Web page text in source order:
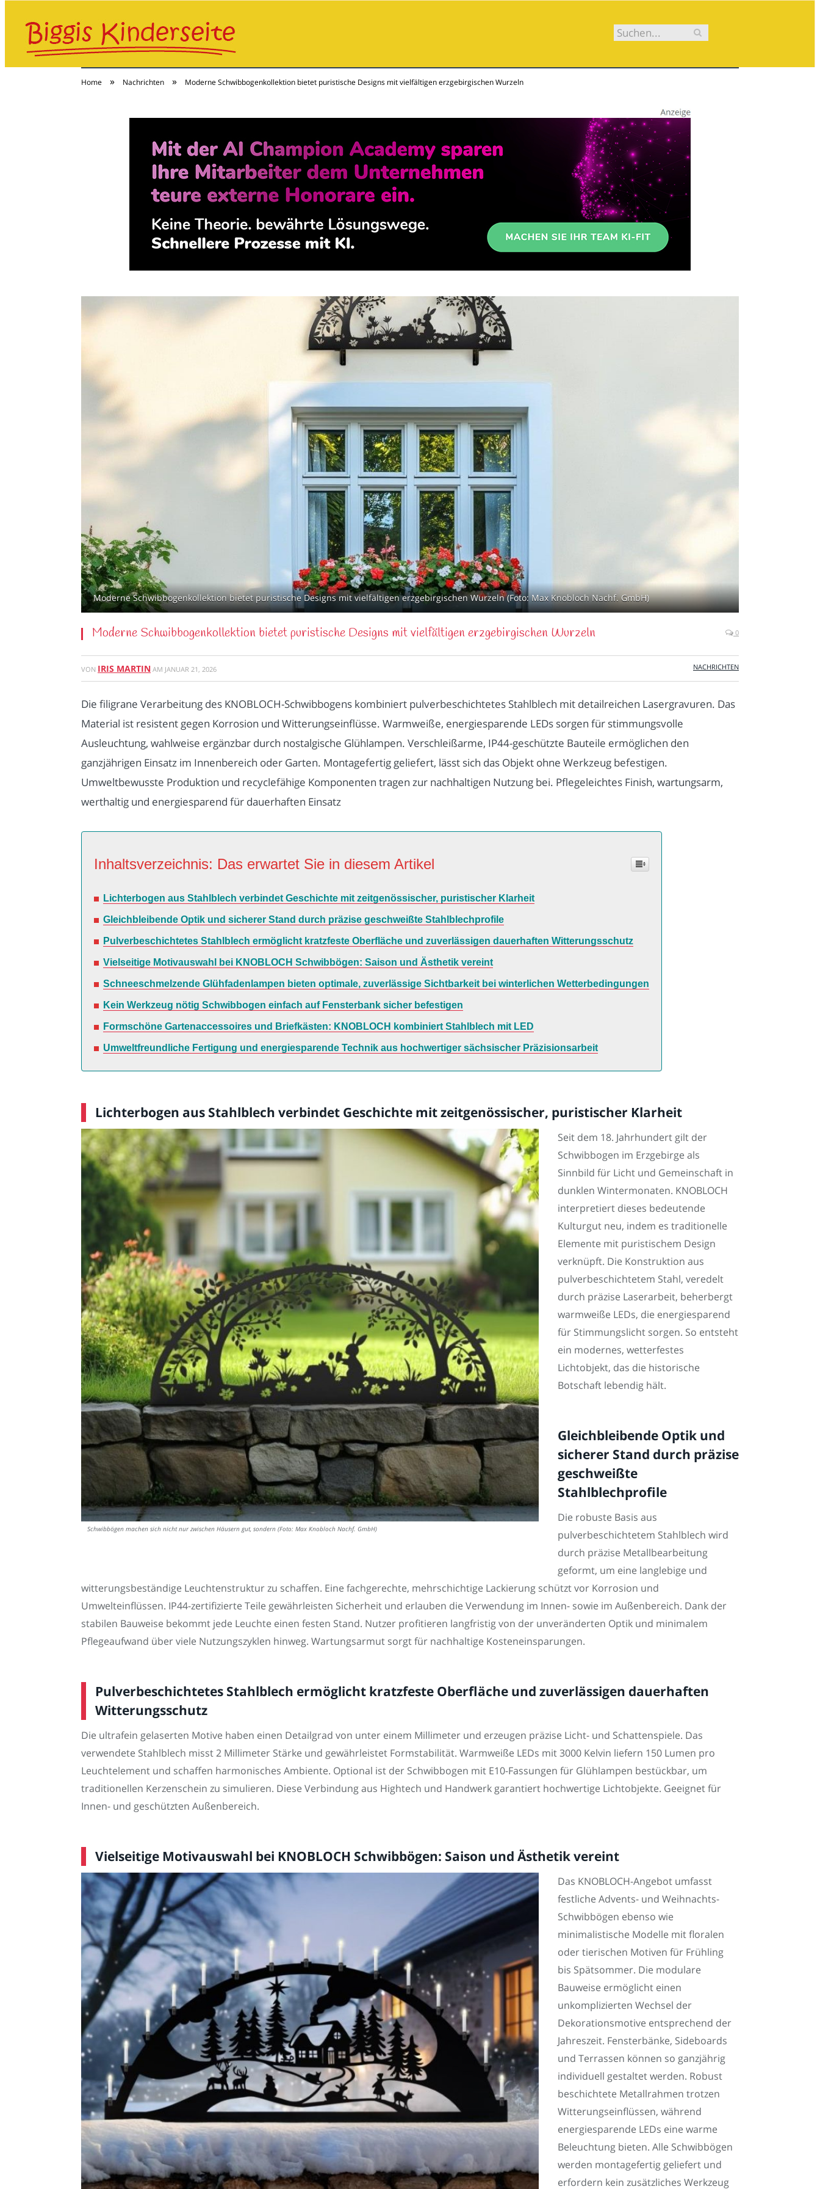
Home » Nachrichten » Moderne Schwibbogenkollektion bietet puristische Designs mit vielfältigen erzgebirgischen Wurzeln
Moderne Schwibbogenkollektion bietet puristische Designs mit vielfältigen erzgebirgischen Wurzeln (Foto: Max Knobloch Nachf. GmbH)
Moderne Schwibbogenkollektion bietet puristische Designs mit vielfältigen erzgebirgischen Wurzeln 0
VON IRIS MARTIN AM JANUAR 21, 2026 NACHRICHTEN
Die filigrane Verarbeitung des KNOBLOCH-Schwibbogens kombiniert pulverbeschichtetes Stahlblech mit detailreichen Lasergravuren. Das
Material ist resistent gegen Korrosion und Witterungseinflüsse. Warmweiße, energiesparende LEDs sorgen für stimmungsvolle
Ausleuchtung, wahlweise ergänzbar durch nostalgische Glühlampen. Verschleißarme, IP44-geschützte Bauteile ermöglichen den
ganzjährigen Einsatz im Innenbereich oder Garten. Montagefertig geliefert, lässt sich das Objekt ohne Werkzeug befestigen.
Umweltbewusste Produktion und recyclefähige Komponenten tragen zur nachhaltigen Nutzung bei. Pflegeleichtes Finish, wartungsarm,
werthaltig und energiesparend für dauerhaften Einsatz
Inhaltsverzeichnis: Das erwartet Sie in diesem Artikel
Lichterbogen aus Stahlblech verbindet Geschichte mit zeitgenössischer, puristischer Klarheit
Gleichbleibende Optik und sicherer Stand durch präzise geschweißte Stahlblechprofile
Pulverbeschichtetes Stahlblech ermöglicht kratzfeste Oberfläche und zuverlässigen dauerhaften Witterungsschutz
Vielseitige Motivauswahl bei KNOBLOCH Schwibbögen: Saison und Ästhetik vereint
Schneeschmelzende Glühfadenlampen bieten optimale, zuverlässige Sichtbarkeit bei winterlichen Wetterbedingungen
Kein Werkzeug nötig Schwibbogen einfach auf Fensterbank sicher befestigen
Formschöne Gartenaccessoires und Briefkästen: KNOBLOCH kombiniert Stahlblech mit LED
Umweltfreundliche Fertigung und energiesparende Technik aus hochwertiger sächsischer Präzisionsarbeit
Lichterbogen aus Stahlblech verbindet Geschichte mit zeitgenössischer, puristischer Klarheit
Schwibbögen machen sich nicht nur zwischen Häusern gut, sondern (Foto: Max Knobloch Nachf. GmbH)
Seit dem 18. Jahrhundert gilt der
Schwibbogen im Erzgebirge als
Sinnbild für Licht und Gemeinschaft in
dunklen Wintermonaten. KNOBLOCH
interpretiert dieses bedeutende
Kulturgut neu, indem es traditionelle
Elemente mit puristischem Design
verknüpft. Die Konstruktion aus
pulverbeschichtetem Stahl, veredelt
durch präzise Laserarbeit, beherbergt
warmweiße LEDs, die energiesparend
für Stimmungslicht sorgen. So entsteht
ein modernes, wetterfestes
Lichtobjekt, das die historische
Botschaft lebendig hält.
Gleichbleibende Optik und
sicherer Stand durch präzise
geschweißte
Stahlblechprofile
Die robuste Basis aus
pulverbeschichtetem Stahlblech wird
durch präzise Metallbearbeitung
geformt, um eine langlebige und
witterungsbeständige Leuchtenstruktur zu schaffen. Eine fachgerechte, mehrschichtige Lackierung schützt vor Korrosion und
Umwelteinflüssen. IP44-zertifizierte Teile gewährleisten Sicherheit und erlauben die Verwendung im Innen- sowie im Außenbereich. Dank der
stabilen Bauweise bekommt jede Leuchte einen festen Stand. Nutzer profitieren langfristig von der unveränderten Optik und minimalem
Pflegeaufwand über viele Nutzungszyklen hinweg. Wartungsarmut sorgt für nachhaltige Kosteneinsparungen.
Pulverbeschichtetes Stahlblech ermöglicht kratzfeste Oberfläche und zuverlässigen dauerhaften
Witterungsschutz
Die ultrafein gelaserten Motive haben einen Detailgrad von unter einem Millimeter und erzeugen präzise Licht- und Schattenspiele. Das
verwendete Stahlblech misst 2 Millimeter Stärke und gewährleistet Formstabilität. Warmweiße LEDs mit 3000 Kelvin liefern 150 Lumen pro
Leuchtelement und schaffen harmonisches Ambiente. Optional ist der Schwibbogen mit E10-Fassungen für Glühlampen bestückbar, um
traditionellen Kerzenschein zu simulieren. Diese Verbindung aus Hightech und Handwerk garantiert hochwertige Lichtobjekte. Geeignet für
Innen- und geschützten Außenbereich.
Vielseitige Motivauswahl bei KNOBLOCH Schwibbögen: Saison und Ästhetik vereint
Das KNOBLOCH-Angebot umfasst
festliche Advents- und Weihnachts-
Schwibbögen ebenso wie
minimalistische Modelle mit floralen
oder tierischen Motiven für Frühling
bis Spätsommer. Die modulare
Bauweise ermöglicht einen
unkomplizierten Wechsel der
Dekorationsmotive entsprechend der
Jahreszeit. Fensterbänke, Sideboards
und Terrassen können so ganzjährig
individuell gestaltet werden. Robust
beschichtete Metallrahmen trotzen
Witterungseinflüssen, während
energiesparende LEDs eine warme
Beleuchtung bieten. Alle Schwibbögen
werden montagefertig geliefert und
erfordern kein zusätzliches Werkzeug